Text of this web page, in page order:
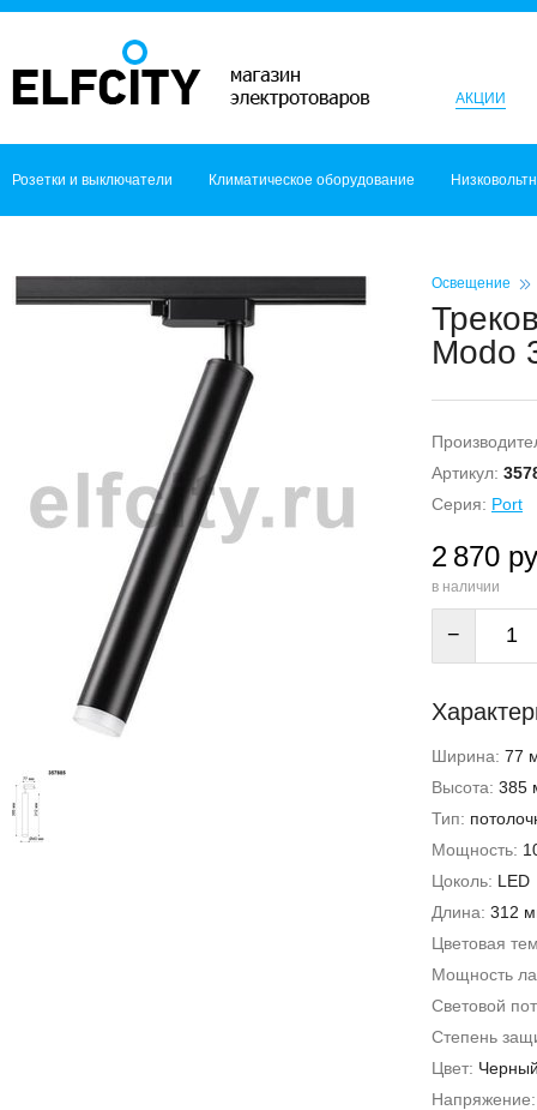
АКЦИИ
Розетки и выключатели Климатическое оборудование
Освещение
Modo
Артикул:
Серия: Port
2 870
в наличии
−
Ширина: 77
Высота: 385
Тип:
Мощность:
Цоколь: LED
Длина: 312
Цветовая
Мощность
Световой
Степень
Цвет: